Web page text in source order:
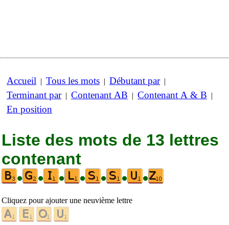
Accueil | Tous les mots | Débutant par|
Terminant par| Contenant AB | Contenant A & B |
En position
Liste des mots de 13 lettres
contenant
•
• • • • • •
Cliquez pour ajouter une neuvième lettre